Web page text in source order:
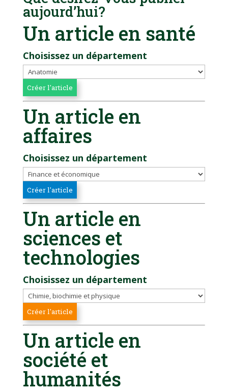
aujourd’hui?
Un article en santé
Choisissez un département
Un article en
affaires
Choisissez un département
Un article en
sciences et
technologies
Choisissez un département
Un article en
société et
humanités